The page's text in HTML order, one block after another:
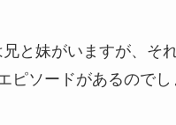
兄と妹がいますが、そ
ピソードがあるのでし